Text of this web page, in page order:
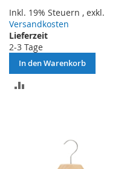
Inkl. 19% Steuern , exkl.
Versandkosten
Lieferzeit
2-3 Tage
In den Warenkorb